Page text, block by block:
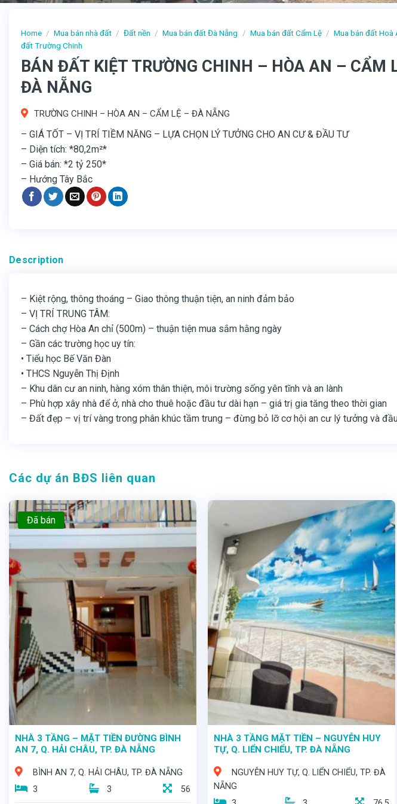
Home / Mua bán nhà đất / Đất nền / Mua bán đất Đà Nẵng / Mua bán đất Cẩm Lệ / Mua bán đất Hoà
đất Trường Chinh
BÁN ĐẤT KIỆT TRƯỜNG CHINH – HÒA AN – CẨM
ĐÀ NẴNG
TRƯỜNG CHINH – HÒA AN – CẨM LỆ – ĐÀ NẴNG
– GIÁ TỐT – VỊ TRÍ TIỀM NĂNG – LỰA CHỌN LÝ TƯỞNG CHO AN CƯ & ĐẦU TƯ
– Diện tích: *80,2m²*
– Giá bán: *2 tỷ 250*
– Hướng Tây Bắc
Description
– Kiệt rộng, thông thoáng – Giao thông thuận tiện, an ninh đảm bảo
– VỊ TRÍ TRUNG TÂM:
– Cách chợ Hòa An chỉ (500m) – thuận tiện mua sắm hằng ngày
– Gần các trường học uy tín:
• Tiểu học Bế Văn Đàn
• THCS Nguyễn Thị Định
– Khu dân cư an ninh, hàng xóm thân thiện, môi trường sống yên tĩnh và an lành
– Phù hợp xây nhà để ở, nhà cho thuê hoặc đầu tư dài hạn – giá trị gia tăng theo thời gian
– Đất đẹp – vị trí vàng trong phân khúc tầm trung – đừng bỏ lỡ cơ hội an cư lý tưởng và
Các dự án BĐS liên quan
Đã bán
NHÀ 3 TẦNG – MẶT TIỀN ĐƯỜNG BÌNH
AN 7, Q. HẢI CHÂU, TP. ĐÀ NẴNG
BÌNH AN 7, Q. HẢI CHÂU, TP. ĐÀ NẴNG
3
3 56
NHÀ 3 TẦNG MẶT TIỀN – NGUYỄN HUY
TỰ, Q. LIỂN CHIỂU, TP. ĐÀ NẴNG
NGUYỄN HUY TỰ, Q. LIỂN CHIỂU, TP. ĐÀ
NẴNG